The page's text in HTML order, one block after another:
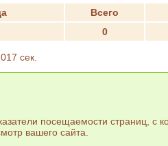
Всего
0
сек.
посещаемости страниц, с
вашего сайта.